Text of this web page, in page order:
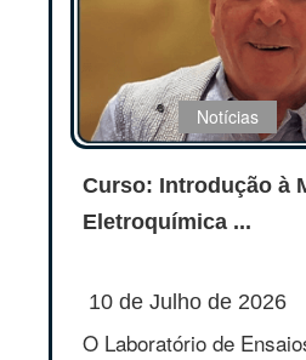
Notícias
Curso: Introdução à
Eletroquímica ...
10 de Julho de 2026
O Laboratório de